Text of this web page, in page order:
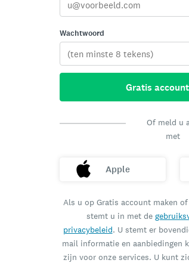
Wachtwoord
Gratis
Of meld u
met
Apple
Als u op Gratis account maken
stemt u in met de
privacybeleid. U stemt er
mail informatie en aanbiedingen
zijn voor onze services. U kunt